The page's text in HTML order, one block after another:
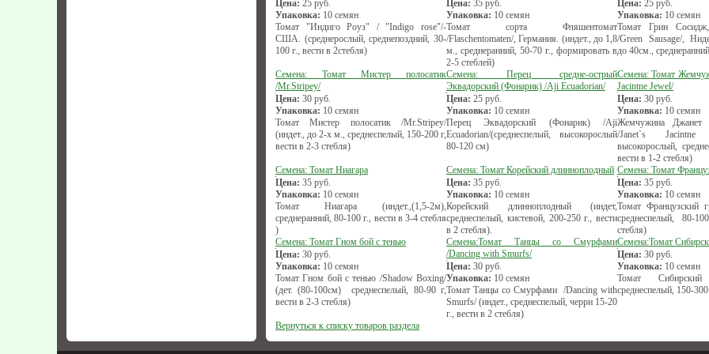
Цена: 25 руб.
Упаковка: 10 семян
Томат "Индиго Роуз" / "Indigo rose"/-
США. (среднерослый, среднепоздний, 30-
100 г., вести в 2стебля)
Цена: 35 руб.
Упаковка: 10 семян
Томат сорта Фляшентомат
/Flaschentomaten/, Германия. (индет., до 1,8
м., среднеранний, 50-70 г., формировать в
2-5 стеблей)
Цена: 25 руб.
Упаковка: 10 семян
Томат Грин
/Green Sausage/,
до 40см.,
Семена: Томат Мистер полосатик
/Mr.Stripey/
Цена: 30 руб.
Упаковка: 10 семян
Томат Мистер полосатик /Mr.Stripey/
(индет., до 2-х м., среднеспелый, 150-200 г,
вести в 2-3 стебля)
Семена: Перец средне-острый
Эквадорский (Фонарик) /Aji Ecuadorian/
Цена: 25 руб.
Упаковка: 10 семян
Перец Эквадорский (Фонарик) /Aji
Ecuadorian/(среднеспелый, высокорослый
80-120 см)
Семена: Томат
Jacintne Jewel/
Цена: 30 руб.
Упаковка: 10 семян
Жемчужина
/Janet`s
высокорослый,
вести в 1-2 стебля)
Семена: Томат Ниагара
Цена: 35 руб.
Упаковка: 10 семян
Томат Ниагара (индет.,(1,5-2м),
среднеранний, 80-100 г., вести в 3-4 стебля
)
Семена: Томат Корейский длинноплодный
Цена: 35 руб.
Упаковка: 10 семян
Корейский длинноплодный (индет,
среднеспелый, кистевой, 200-250 г., вести
в 2 стебля).
Семена: Томат
Цена: 35 руб.
Упаковка: 10 семян
Томат Французский
среднеспелый, 80-
стебля)
Семена: Томат Гном бой с тенью
Цена: 30 руб.
Упаковка: 10 семян
Томат Гном бой с тенью /Shadow Boxing/
(дет. (80-100см) среднеспелый, 80-90 г,
вести в 2-3 стебля)
Семена:Томат Танцы со Смурфами
/Dancing with Smurfs/
Цена: 30 руб.
Упаковка: 10 семян
Томат Танцы со Смурфами /Dancing with
Smurfs/ (индет., среднеспелый, черри 15-20
г., вести в 2 стебля)
Семена:Томат
Цена: 30 руб.
Упаковка: 10 семян
Томат
среднеспелый, 150-
Вернуться к списку товаров раздела